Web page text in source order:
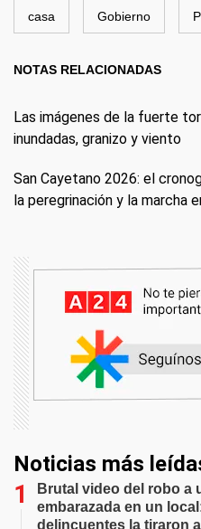
casa Gobierno
NOTAS RELACIONADAS
Las imágenes de la fuerte
inundadas, granizo y viento
San Cayetano 2026: el
la peregrinación y la marcha
Noticias más
Brutal video del robo a
embarazada en un
delincuentes la tiraron